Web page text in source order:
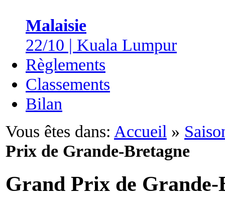
Malaisie
22/10 | Kuala Lumpur
Règlements
Classements
Bilan
Vous êtes dans: Accueil »
Prix de Grande-Bretagne
Grand Prix de Grande-